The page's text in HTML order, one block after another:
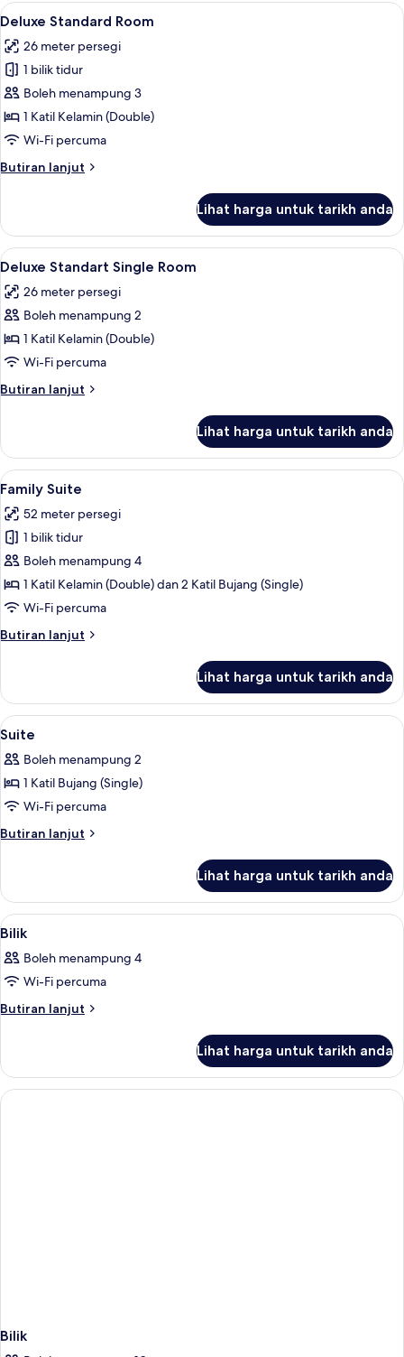
Lihat
semua
foto
untuk
Deluxe
Standard
Room
Deluxe Standard Room | Ruang tamu
5
Deluxe Standard Room
26 meter persegi
1 bilik tidur
Boleh menampung 3
1 Katil Kelamin (Double)
Wi-Fi percuma
Butiran lanjut
Butiran
Standard
Room
Lihat harga untuk tarikh anda
Lihat
semua
foto
untuk
Deluxe
Standart
Single
Room
Deluxe Standart Single Room |
5
Deluxe Standart Single Room
26 meter persegi
Boleh menampung 2
1 Katil Kelamin (Double)
Wi-Fi percuma
Butiran lanjut
Butiran
Standart
Single
Room
Lihat harga untuk tarikh anda
Lihat
semua
foto
untuk
Family
Suite
Family Suite | Bar mini, peti besi
6
Family Suite
52 meter persegi
1 bilik tidur
Boleh menampung 4
1 Katil Kelamin (Double) dan 2 Katil Bujang (Single)
Wi-Fi percuma
Butiran lanjut
Butiran
Suite
Lihat harga untuk tarikh anda
Lihat
semua
foto
untuk
Suite
4
Suite
Boleh menampung 2
1 Katil Bujang (Single)
Wi-Fi percuma
Butiran lanjut
Butiran
Lihat harga untuk tarikh anda
Lihat
semua
foto
untuk
Bilik
Bar mini, peti besi dalam bilik, kalis
1
Bilik
Boleh menampung 4
Wi-Fi percuma
Butiran lanjut
Butiran
Lihat harga untuk tarikh anda
Bilik